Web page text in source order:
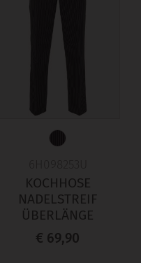
KOCHHOSE
NADELSTREIF
ÜBERLÄNGE
€ 69,90